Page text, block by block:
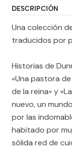
DESCRIPCIÓN
Una colección
traducidos por
Historias de
«Una pastora de
de la reina» y
nuevo, un
por las
habitado por
sólida red de